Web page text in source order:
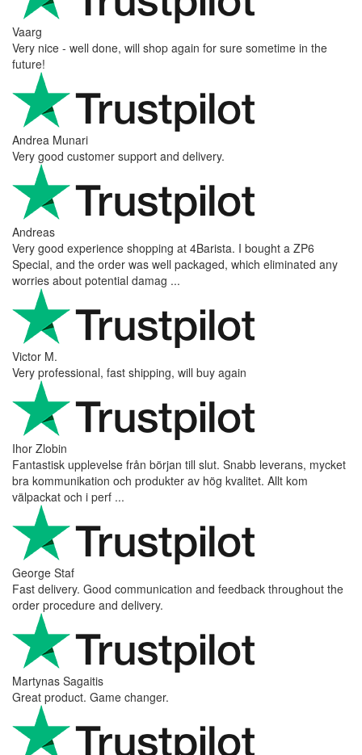
Vaarg
Very nice - well done, will shop again for sure sometime in the
future!
Andrea Munari
Very good customer support and delivery.
Andreas
Very good experience shopping at 4Barista. I bought a ZP6
Special, and the order was well packaged, which eliminated any
worries about potential damag ...
Victor M.
Very professional, fast shipping, will buy again
Ihor Zlobin
Fantastisk upplevelse från början till slut. Snabb leverans, mycket
bra kommunikation och produkter av hög kvalitet. Allt kom
välpackat och i perf ...
George Staf
Fast delivery. Good communication and feedback throughout the
order procedure and delivery.
Martynas Sagaitis
Great product. Game changer.